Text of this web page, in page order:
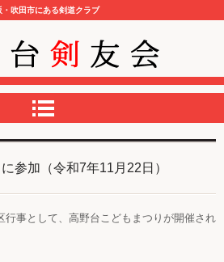
・吹田市にある剣道クラブ
参加（令和7年11月22日）
行事として、高野台こどもまつりが開催され